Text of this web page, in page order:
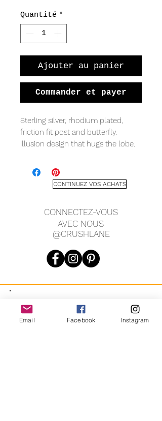
Quantité *
Ajouter au panier
Commander et payer
Sterling silver, rhodium plated,
friction fit post and butterfly.
Illusion design that hugs the lobe.
MEASURING
9 x 10mm
CONTINUEZ VOS ACHATS
CONNECTEZ-VOUS
AVEC NOUS
@CRUSHLANE
JOIN OUR MAILING LIST
Email Facebook Instagram